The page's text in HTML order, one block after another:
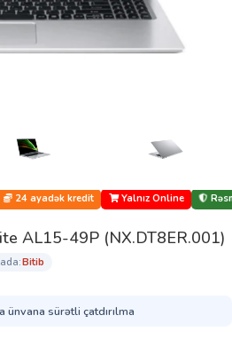
24 ayadək kredit Yalnız Online
AL15-49P (NX.DT8ER.001)
bi̇ti̇b
sürətli çatdırılma